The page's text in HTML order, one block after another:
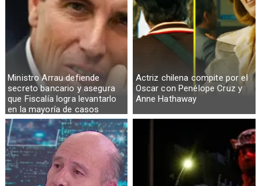
Ministro Arrau defiende
secreto bancario y asegura
que Fiscalía logra levantarlo
en la mayoría de casos
Actriz chilena compite por el
Oscar con Penélope Cruz y
Anne Hathaway